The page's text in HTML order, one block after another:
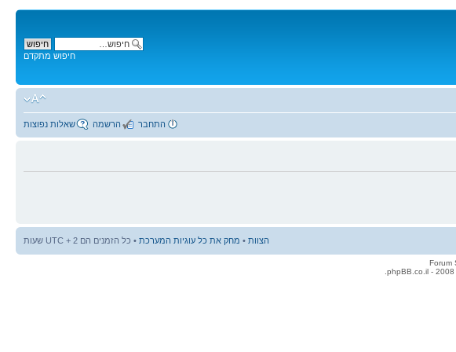
חיפוש מתקדם
שאלות נפוצות הרשמה התחבר
הצוות • מחק את כל עוגיות המערכת • כל הזמנים הם UTC + 2 שעות